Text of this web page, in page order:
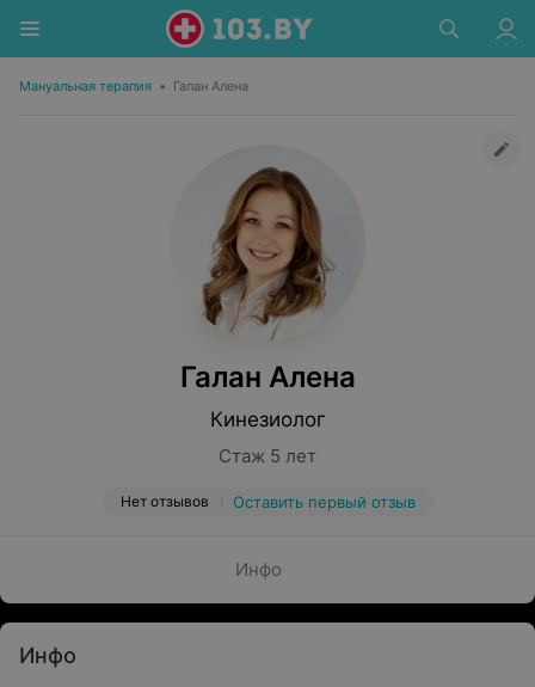
Мануальная терапия • Галан Алена
Галан Алена
Кинезиолог
Стаж 5 лет
Нет отзывов Оставить первый отзыв
Инфо
Инфо